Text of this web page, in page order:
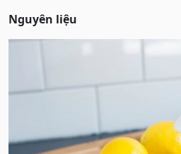
Nguyên liệu